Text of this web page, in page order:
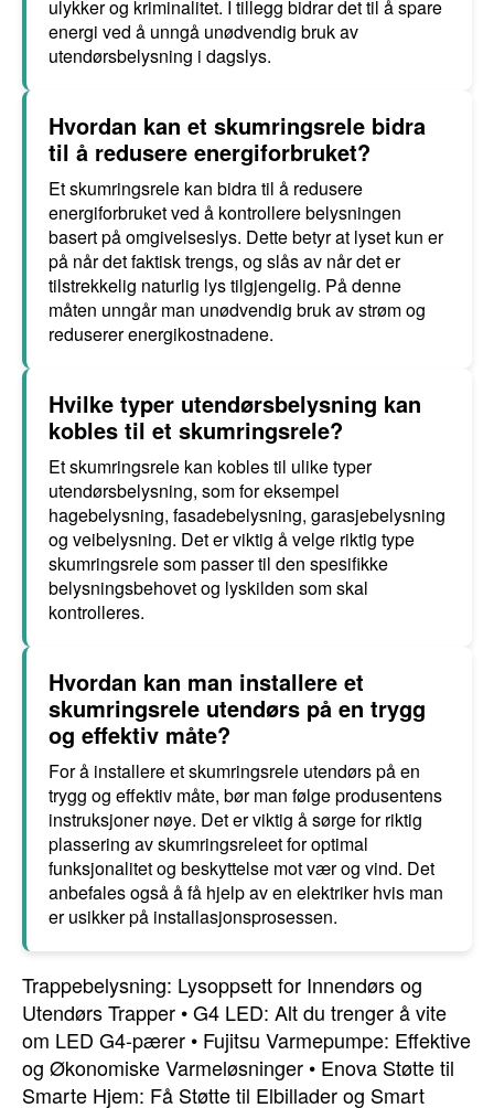
ulykker og kriminalitet. I tillegg bidrar det til å spare
energi ved å unngå unødvendig bruk av
utendørsbelysning i dagslys.
Hvordan kan et skumringsrele bidra
til å redusere energiforbruket?
Et skumringsrele kan bidra til å redusere
energiforbruket ved å kontrollere belysningen
basert på omgivelseslys. Dette betyr at lyset kun er
på når det faktisk trengs, og slås av når det er
tilstrekkelig naturlig lys tilgjengelig. På denne
måten unngår man unødvendig bruk av strøm og
reduserer energikostnadene.
Hvilke typer utendørsbelysning kan
kobles til et skumringsrele?
Et skumringsrele kan kobles til ulike typer
utendørsbelysning, som for eksempel
hagebelysning, fasadebelysning, garasjebelysning
og veibelysning. Det er viktig å velge riktig type
skumringsrele som passer til den spesifikke
belysningsbehovet og lyskilden som skal
kontrolleres.
Hvordan kan man installere et
skumringsrele utendørs på en trygg
og effektiv måte?
For å installere et skumringsrele utendørs på en
trygg og effektiv måte, bør man følge produsentens
instruksjoner nøye. Det er viktig å sørge for riktig
plassering av skumringsreleet for optimal
funksjonalitet og beskyttelse mot vær og vind. Det
anbefales også å få hjelp av en elektriker hvis man
er usikker på installasjonsprosessen.
Trappebelysning: Lysoppsett for Innendørs og
Utendørs Trapper •G4 LED: Alt du trenger å vite
om LED G4-pærer • Fujitsu Varmepumpe: Effektive
og Økonomiske Varmeløsninger • Enova Støtte til
Smarte Hjem: Få Støtte til Elbillader og Smart